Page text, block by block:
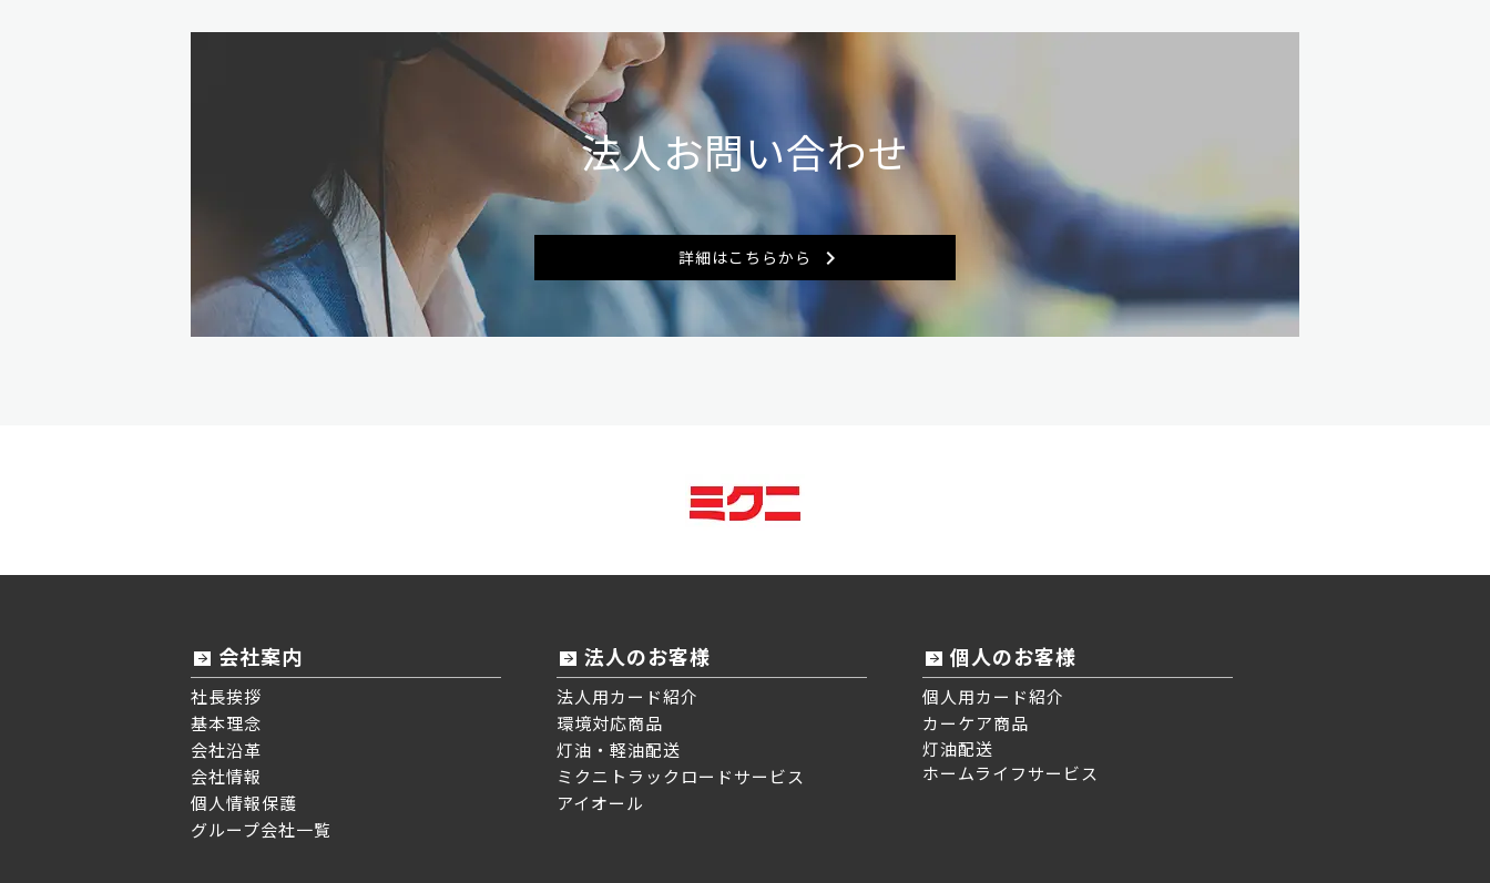
法人お問い合わせ
詳細はこちらから
会社案内
社長挨拶
基本理念
会社沿革
会社情報
個人情報保護
グループ会社一覧
法人のお客様
法人用カード紹介
環境対応商品
灯油・軽油配送
ミクニトラックロードサービス
アイオール
個人のお客様
個人用カード紹介
カーケア商品
灯油配送
ホームライフサービス